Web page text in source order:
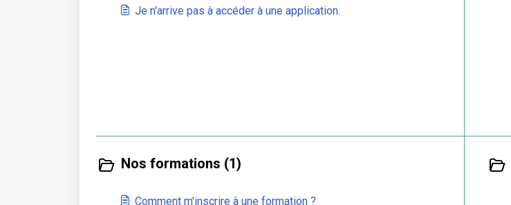
Je n'arrive pas à accéder à une application.
Nos formations (1)
Comment m'inscrire à une formation ?